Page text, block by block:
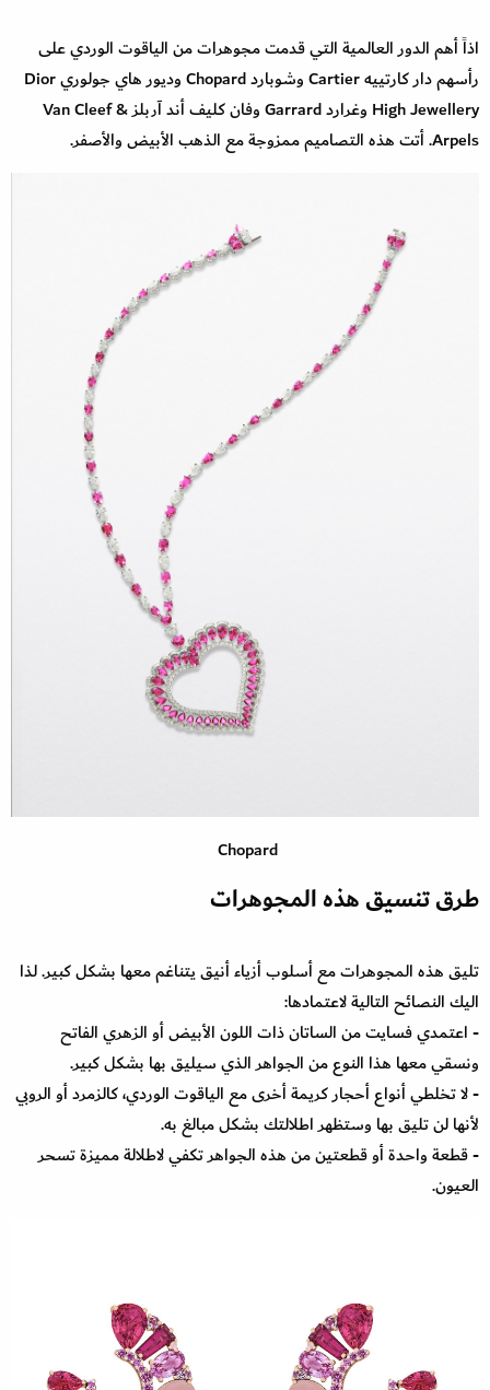
اذاً أهم الدور العالمية التي قدمت مجوهرات من الياقوت الوردي على
رأسهم دار كارتييه Cartier وشوبارد Chopard وديور هاي جولوري Dior
High Jewellery وغرارد Garrard وفان كليف أند آربلز Van Cleef &
Arpels. أتت هذه التصاميم ممزوجة مع الذهب الأبيض والأصفر.
Chopard
طرق تنسيق هذه المجوهرات
تليق هذه المجوهرات مع أسلوب أزياء أنيق يتناغم معها بشكل كبير. لذا
اليك النصائح التالية لاعتمادها:
- اعتمدي فسايت من الساتان ذات اللون الأبيض أو الزهري الفاتح
ونسقي معها هذا النوع من الجواهر الذي سيليق بها بشكل كبير.
- لا تخلطي أنواع أحجار كريمة أخرى مع الياقوت الوردي، كالزمرد أو الروبي
لأنها لن تليق بها وستظهر اطلالتك بشكل مبالغ به.
- قطعة واحدة أو قطعتين من هذه الجواهر تكفي لاطلالة مميزة تسحر
العيون.